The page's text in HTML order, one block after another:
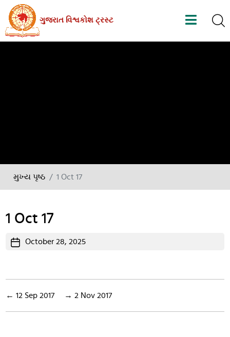
Skip
the
ગુજરાત વિશ્વકોશ ટ્રસ્ટ
મુખ્ય પૃષ્ઠ 1 Oct 17
1 Oct 17
PostOctober 28, 2025
← 12 Sep 2017 → 2 Nov 2017